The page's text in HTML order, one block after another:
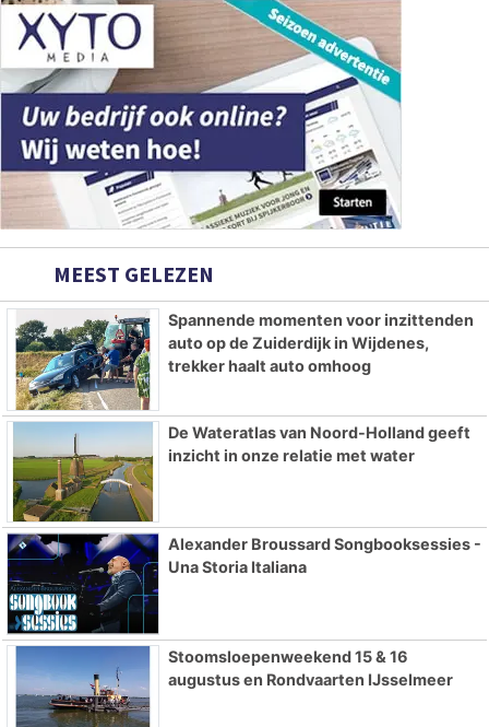
MEEST GELEZEN
Spannende momenten voor inzittenden
auto op de Zuiderdijk in Wijdenes,
trekker haalt auto omhoog
De Wateratlas van Noord-Holland geeft
inzicht in onze relatie met water
Alexander Broussard Songbooksessies -
Una Storia Italiana
Stoomsloepenweekend 15 & 16
augustus en Rondvaarten IJsselmeer